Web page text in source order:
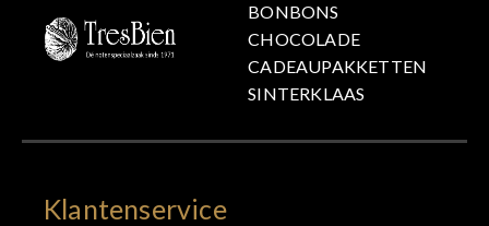
BONBONS
CHOCOLADE
CADEAUPAKKETTEN
SINTERKLAAS
Klantenservice